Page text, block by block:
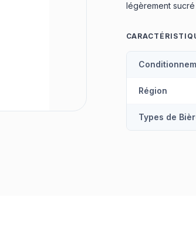
légèrement
Région
Types de